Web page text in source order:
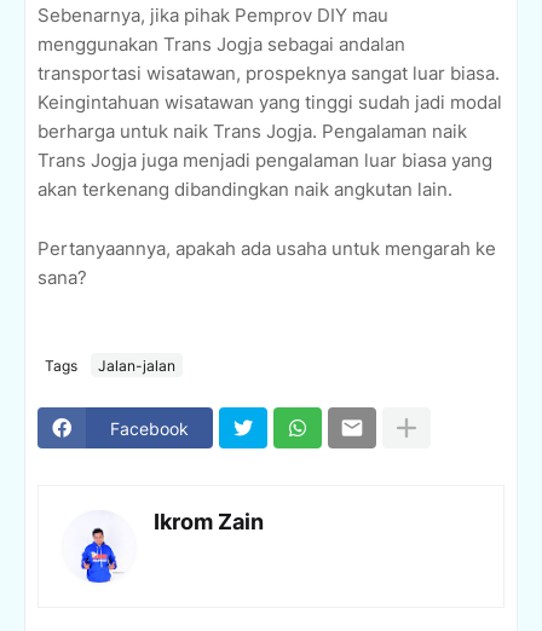
Sebenarnya, jika pihak Pemprov DIY mau
menggunakan Trans Jogja sebagai andalan
transportasi wisatawan, prospeknya sangat luar biasa.
Keingintahuan wisatawan yang tinggi sudah jadi modal
berharga untuk naik Trans Jogja. Pengalaman naik
Trans Jogja juga menjadi pengalaman luar biasa yang
akan terkenang dibandingkan naik angkutan lain.
Pertanyaannya, apakah ada usaha untuk mengarah ke
sana?
Tags Jalan-jalan
Facebook
Ikrom Zain